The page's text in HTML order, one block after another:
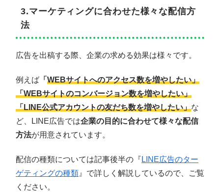
3.マーケティングに合わせた様々な配信方
法
広告を出稿する際、企業の求める効果は様々です。
例えば 「 WEBサイトへのアクセス数を増やしたい」
「WEBサイトのコンバージョン数を増やしたい」
「LINE公式アカウントの友だち数を増やしたい」な
ど、LINE広告では企業の目的に合わせて様々な配信
方法が用意されています。
配信の種類については記事後半の『 LINE広告のター
ゲティングの種類 』で詳しく解説しているので、ご覧
ください。